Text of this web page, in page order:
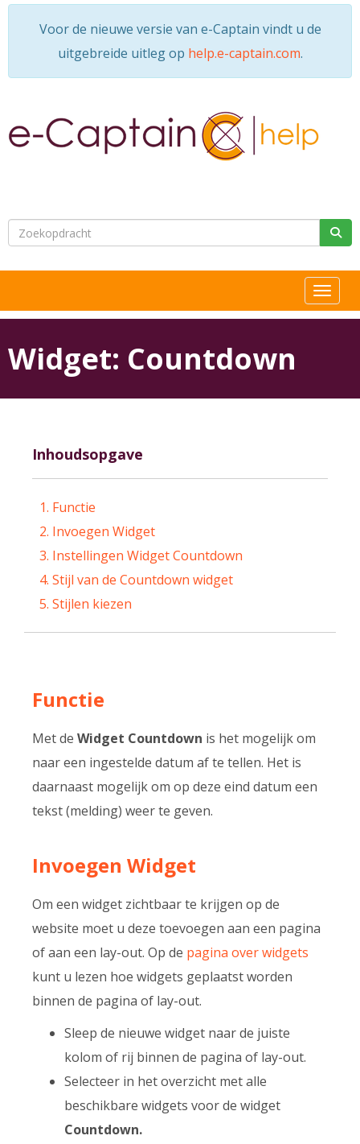
Voor de nieuwe versie van e-Captain vindt u de
uitgebreide uitleg op help.e-captain.com.
Toggle
Widget: Countdown
Inhoudsopgave
Functie
Invoegen Widget
Instellingen Widget Countdown
Stijl van de Countdown widget
Stijlen kiezen
Functie
Met de Widget Countdown is het mogelijk om
naar een ingestelde datum af te tellen. Het is
daarnaast mogelijk om op deze eind datum een
tekst (melding) weer te geven.
Invoegen Widget
Om een widget zichtbaar te krijgen op de
website moet u deze toevoegen aan een pagina
of aan een lay-out. Op de pagina over widgets
kunt u lezen hoe widgets geplaatst worden
binnen de pagina of lay-out.
Sleep de nieuwe widget naar de juiste
kolom of rij binnen de pagina of lay-out.
Selecteer in het overzicht met alle
beschikbare widgets voor de widget
Countdown.